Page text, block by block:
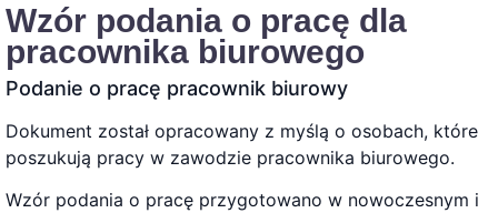
Wzór podania o pracę dla
pracownika biurowego
Podanie o pracę pracownik biurowy
Dokument został opracowany z myślą o osobach, które
poszukują pracy w zawodzie pracownika biurowego.
Wzór podania o pracę przygotowano w nowoczesnym i